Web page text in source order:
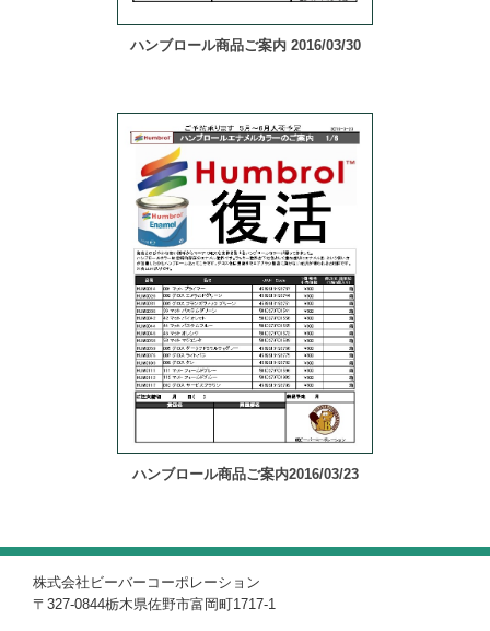
ハンブロール商品ご案内 2016/03/30
ハンブロール商品ご案内2016/03/23
株式会社ビーバーコーポレーション
〒327-0844栃木県佐野市富岡町1717-1